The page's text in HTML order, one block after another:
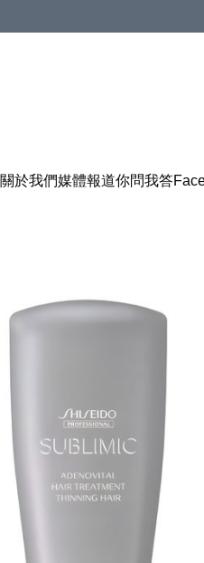
關於我們媒體報道你問我答